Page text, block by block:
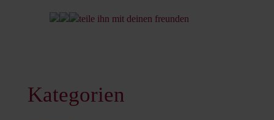
teile ihn mit deinen freunden
Kategorien